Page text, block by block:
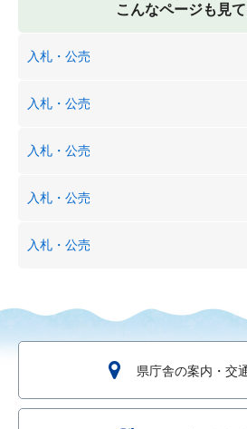
こんなページも見
入札・公売
入札・公売
入札・公売
入札・公売
入札・公売
県庁舎の案内・交